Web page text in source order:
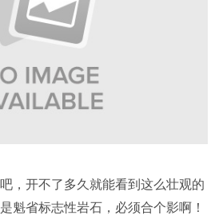
，开不了多久就能看到这么壮观的
魁省标志性岩石，必须合个影啊！